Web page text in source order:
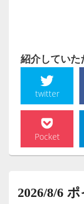
紹介していた
twitter
Pocket
2026/8/6